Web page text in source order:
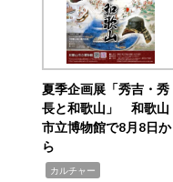
夏季企画展「秀吉・秀
長と和歌山」 和歌山
市立博物館で8月8日か
ら
カルチャー